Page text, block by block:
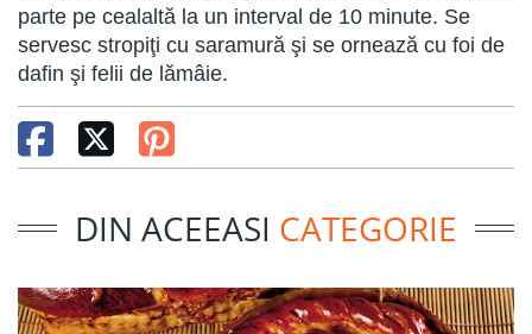
parte pe cealaltă la un interval de 10 minute. Se
servesc stropiţi cu saramură şi se ornează cu foi de
dafin şi felii de lămâie.
DIN ACEEASI CATEGORIE